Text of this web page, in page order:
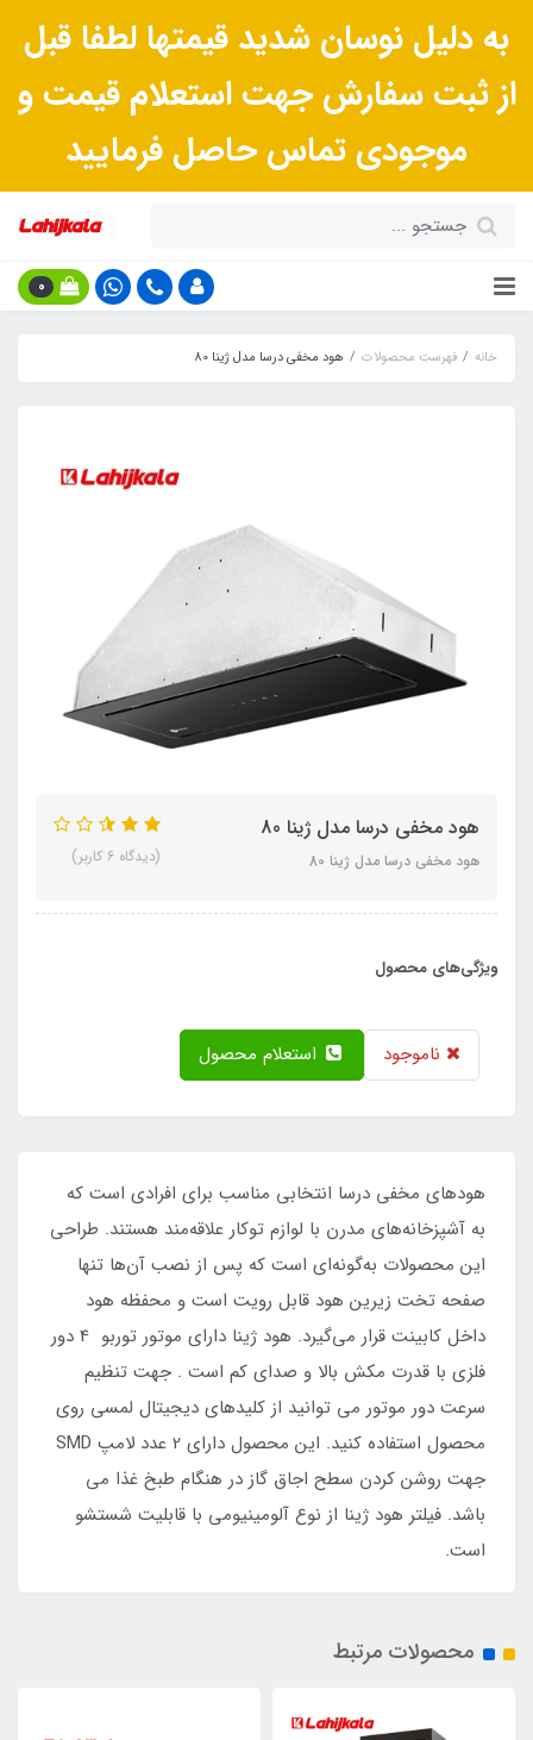
به دلیل نوسان شدید قیمتها لطفا قبل
از ثبت سفارش جهت استعلام قیمت و
موجودی تماس حاصل فرمایید
0
خانه فهرست محصولات هود مخفی درسا مدل ژینا 80
هود مخفی درسا مدل ژینا 80
هود مخفی درسا مدل ژینا 80 (دیدگاه 6 کاربر)
ویژگی‌های محصول
ناموجود
هودهای مخفی درسا انتخابی مناسب برای افرادی است که
به آشپزخانه‌های مدرن با لوازم توکار علاقه‌مند هستند. طراحی
این محصولات به‌گونه‌ای است که پس از نصب آن‌ها تنها
صفحه تخت زیرین هود قابل رویت است و محفظه هود
داخل کابینت قرار می‌گیرد. ‌هود ژینا دارای موتور توربو 4 دور
فلزی با قدرت مکش بالا و صدای کم است . جهت تنظیم
سرعت دور موتور می توانید از کلیدهای دیجیتال لمسی روی
محصول استفاده کنید. این محصول دارای 2 عدد لامپ SMD
جهت روشن کردن سطح اجاق گاز در هنگام طبخ غذا می
باشد. فیلتر هود ژینا از نوع آلومینیومی با قابلیت شستشو
است.
محصولات مرتبط